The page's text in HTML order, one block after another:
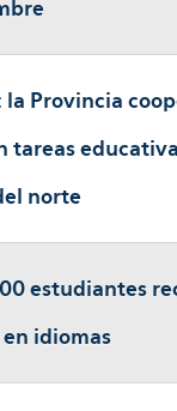
Provincia
tareas
norte
estudiantes
idiomas